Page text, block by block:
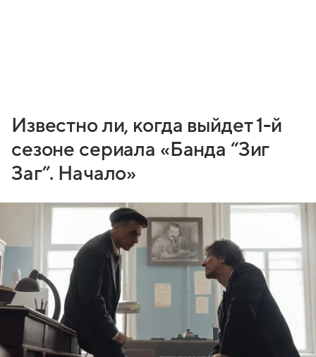
Известно ли, когда выйдет 1-й
сезоне сериала «Банда “Зиг
Заг”. Начало»